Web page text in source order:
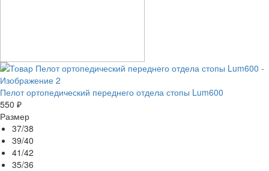
Пелот ортопедический переднего отдела стопы Lum600
550 ₽
Размер
37/38
39/40
41/42
35/36